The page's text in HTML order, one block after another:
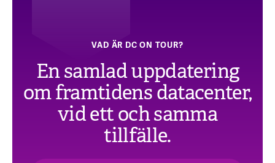
VAD ÄR DC ON TOUR?
En samlad uppdatering
om framtidens datacenter,
vid ett och samma
tillfälle.